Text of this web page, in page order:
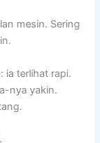
mesin. Sering
ia terlihat rapi.
nya yakin.